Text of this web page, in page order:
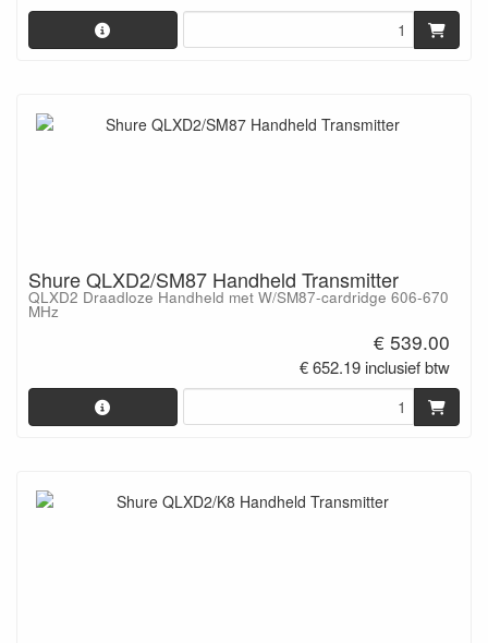
Shure QLXD2/SM87 Handheld Transmitter
QLXD2 Draadloze Handheld met W/SM87-cardridge 606-670
MHz
€ 539.00
€ 652.19 inclusief btw